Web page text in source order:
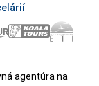
agentúra na